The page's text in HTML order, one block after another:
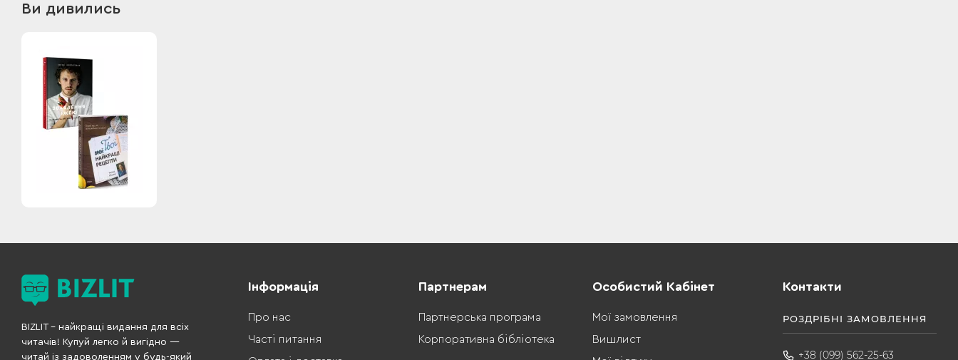
Ви дивились
BIZLIT – найкращі видання для всіх
читачів! Купуй легко й вигідно —
читай із задоволенням у будь-який
Інформація
Про нас
Часті питання
Партнерам
Партнерська програма
Корпоративна бібліотека
Особистий Кабінет
Мої замовлення
Вишлист
Контакти
РОЗДРІБНІ ЗАМОВЛЕННЯ
+38 (099) 562-25-63